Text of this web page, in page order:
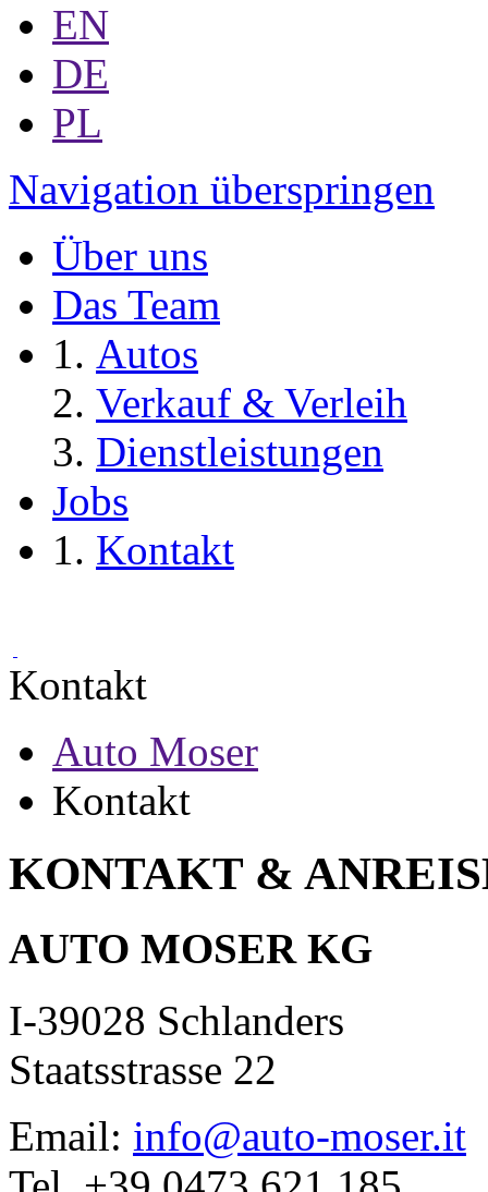
EN
DE
PL
Navigation überspringen
Über uns
Das Team
Autos
Verkauf & Verleih
Dienstleistungen
Jobs
Kontakt
Kontakt
Auto Moser
Kontakt
KONTAKT &
AUTO MOSER KG
I-39028 Schlanders
Staatsstrasse 22
Email: info@auto-moser.it